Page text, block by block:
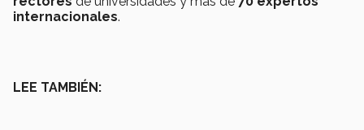
internacionales.
LEE TAMBIÉN: